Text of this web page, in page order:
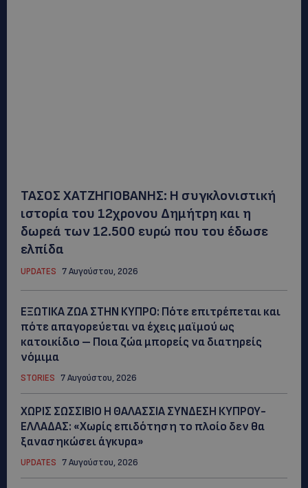
ΤΑΣΟΣ ΧΑΤΖΗΓΙΟΒΑΝΗΣ: Η συγκλονιστική
ιστορία του 12χρονου Δημήτρη και η
δωρεά των 12.500 ευρώ που του έδωσε
ελπίδα
UPDATES 7 Αυγούστου, 2026
ΕΞΩΤΙΚΑ ΖΩΑ ΣΤΗΝ ΚΥΠΡΟ: Πότε επιτρέπεται και
πότε απαγορεύεται να έχεις μαϊμού ως
κατοικίδιο – Ποια ζώα μπορείς να διατηρείς
νόμιμα
STORIES 7 Αυγούστου, 2026
ΧΩΡΙΣ ΣΩΣΣΙΒΙΟ Η ΘΑΛΑΣΣΙΑ ΣΥΝΔΕΣΗ ΚΥΠΡΟΥ-
ΕΛΛΑΔΑΣ: «Χωρίς επιδότηση το πλοίο δεν θα
ξανασηκώσει άγκυρα»
UPDATES 7 Αυγούστου, 2026